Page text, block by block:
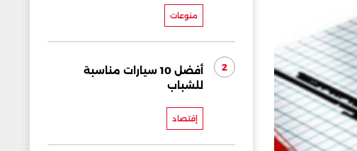
منوعات
2
أفضل 10 سيارات مناسبة
للشباب
إقتصاد